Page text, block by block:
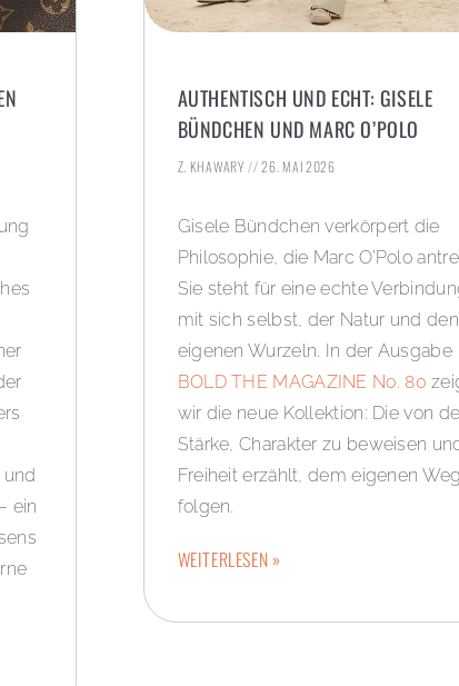
ein
AUTHENTISCH UND ECHT: GISELE
BÜNDCHEN UND MARC O’POLO
Z. KHAWARY 26. MAI 2026
Gisele Bündchen verkörpert die
Philosophie, die Marc O’Polo
Sie steht für eine echte
mit sich selbst, der Natur und den
eigenen Wurzeln. In der Ausgabe
BOLD THE MAGAZINE No. 80
wir die neue Kollektion: Die von
Stärke, Charakter zu beweisen
Freiheit erzählt, dem eigenen
folgen.
WEITERLESEN »